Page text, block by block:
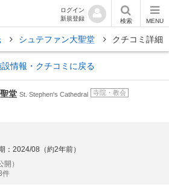
ログイン
新規登録
検索 MENU
シュテファン大聖堂 クチコミ詳細
情報・クチコミに戻る
堂 St. Stephen's Cathedral 寺院・教会
：2024/08（約2年前）
開）
件